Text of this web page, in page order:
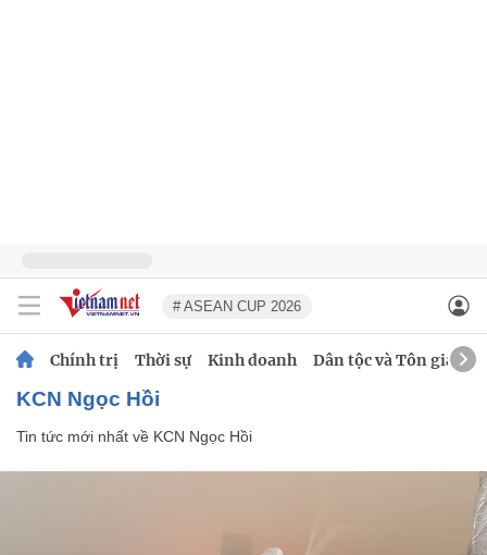
# ASEAN CUP 2026
Chính trị Thời sự Kinh doanh Dân tộc và Tôn giáo
KCN Ngọc Hồi
Tin tức mới nhất về KCN Ngọc Hồi